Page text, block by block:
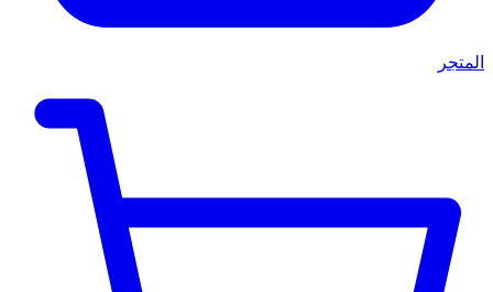
المتجر